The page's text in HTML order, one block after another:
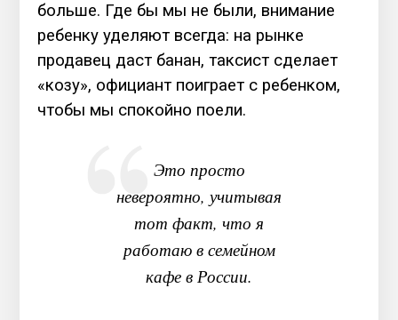
больше. Где бы мы не были, внимание
ребенку уделяют всегда: на рынке
продавец даст банан, таксист сделает
«козу», официант поиграет с ребенком,
чтобы мы спокойно поели.
Это просто
невероятно, учитывая
тот факт, что я
работаю в семейном
кафе в России.